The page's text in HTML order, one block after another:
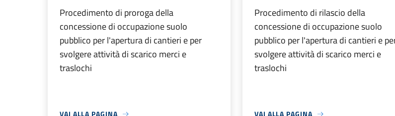
Procedimento di proroga della
concessione di occupazione suolo
pubblico per l'apertura di cantieri e per
svolgere attività di scarico merci e
traslochi
VAI ALLA PAGINA
Procedimento di rilascio della
concessione di occupazione suolo
pubblico per l'apertura di cantieri e
svolgere attività di scarico merci e
traslochi
VAI ALLA PAGINA